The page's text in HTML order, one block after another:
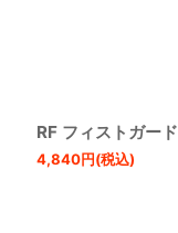
RF フィストガード
4,840円(税込)